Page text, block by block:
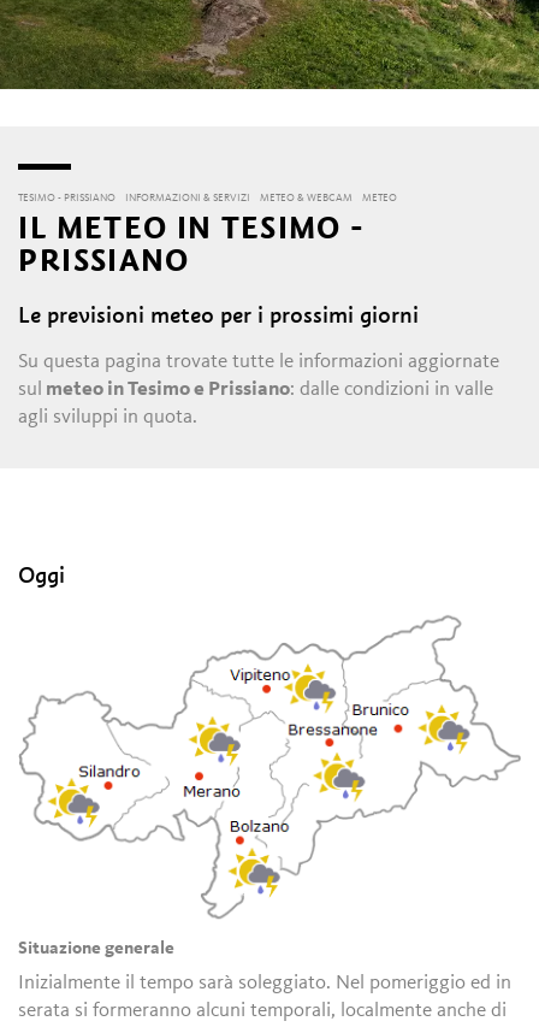
TESIMO - PRISSIANO INFORMAZIONI & SERVIZI METEO & WEBCAM METEO
IL METEO IN TESIMO -
PRISSIANO
Le previsioni meteo per i prossimi giorni
Su questa pagina trovate tutte le informazioni aggiornate
sul meteo in Tesimo e Prissiano: dalle condizioni in valle
agli sviluppi in quota.
Oggi
Situazione generale
Inizialmente il tempo sarà soleggiato. Nel pomeriggio ed in
serata si formeranno alcuni temporali, localmente anche di